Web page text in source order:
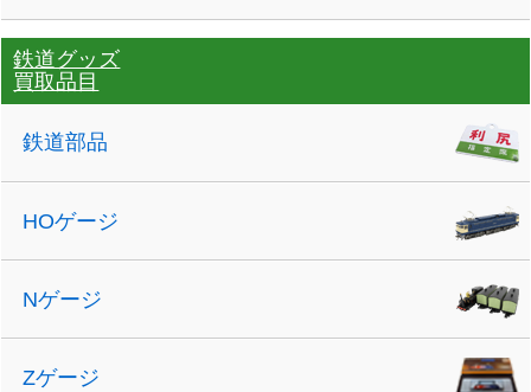
鉄道グッズ
買取品目
鉄道部品
HOゲージ
Nゲージ
Zゲージ